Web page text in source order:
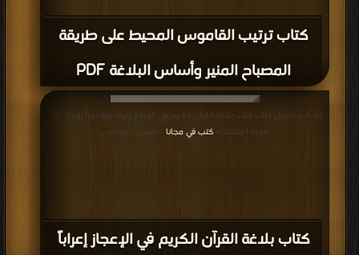
كتاب ترتيب القاموس المحيط على طريقة
المصباح المنير وأساس البلاغة PDF
كتاب بلاغة القرآن الكريم في الإعجاز إعراباً
مجانا | مكتبة > كتب في مجانا | التحميل : مرة/مرات